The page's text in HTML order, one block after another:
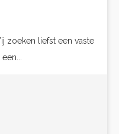
zoeken liefst een vaste